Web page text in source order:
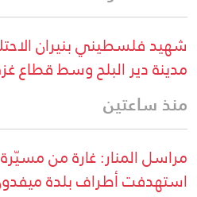
شهيد فلسطيني بنيران
مدينة دير البلح وسط قطاع
منذ ساعتين
مراسل المنار: غارة من مسيّرة
استهدفت أطراف بلدة